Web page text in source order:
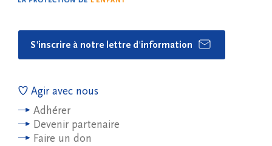
S'inscrire à notre lettre d'information
Agir avec nous
Adhérer
Devenir partenaire
Faire un don